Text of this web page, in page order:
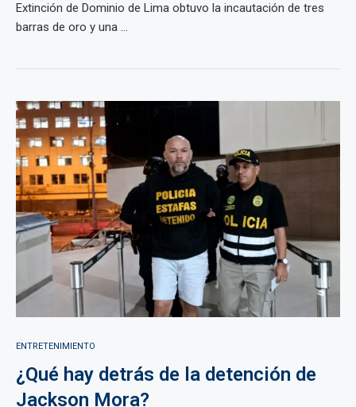
Extinción de Dominio de Lima obtuvo la incautación de tres
barras de oro y una ...
ENTRETENIMIENTO
¿Qué hay detrás de la detención de
Jackson Mora?